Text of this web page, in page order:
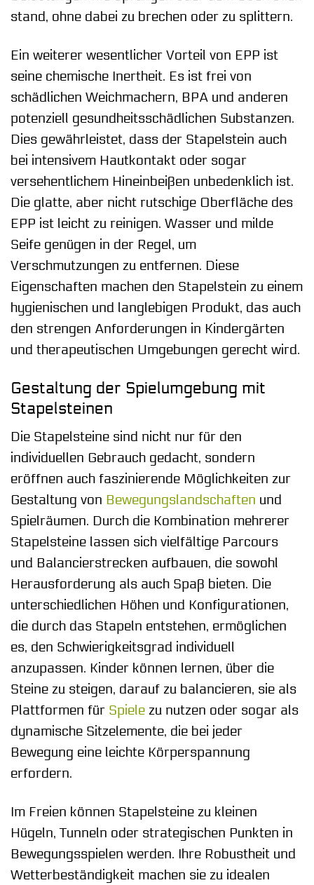
stand, ohne dabei zu brechen oder zu splittern.
Ein weiterer wesentlicher Vorteil von EPP ist
seine chemische Inertheit. Es ist frei von
schädlichen Weichmachern, BPA und anderen
potenziell gesundheitsschädlichen Substanzen.
Dies gewährleistet, dass der Stapelstein auch
bei intensivem Hautkontakt oder sogar
versehentlichem Hineinbeißen unbedenklich ist.
Die glatte, aber nicht rutschige Oberfläche des
EPP ist leicht zu reinigen. Wasser und milde
Seife genügen in der Regel, um
Verschmutzungen zu entfernen. Diese
Eigenschaften machen den Stapelstein zu einem
hygienischen und langlebigen Produkt, das auch
den strengen Anforderungen in Kindergärten
und therapeutischen Umgebungen gerecht wird.
Gestaltung der Spielumgebung mit
Stapelsteinen
Die Stapelsteine sind nicht nur für den
individuellen Gebrauch gedacht, sondern
eröffnen auch faszinierende Möglichkeiten zur
Gestaltung von Bewegungslandschaften und
Spielräumen. Durch die Kombination mehrerer
Stapelsteine lassen sich vielfältige Parcours
und Balancierstrecken aufbauen, die sowohl
Herausforderung als auch Spaß bieten. Die
unterschiedlichen Höhen und Konfigurationen,
die durch das Stapeln entstehen, ermöglichen
es, den Schwierigkeitsgrad individuell
anzupassen. Kinder können lernen, über die
Steine zu steigen, darauf zu balancieren, sie als
Plattformen für Spiele zu nutzen oder sogar als
dynamische Sitzelemente, die bei jeder
Bewegung eine leichte Körperspannung
erfordern.
Im Freien können Stapelsteine zu kleinen
Hügeln, Tunneln oder strategischen Punkten in
Bewegungsspielen werden. Ihre Robustheit und
Wetterbeständigkeit machen sie zu idealen